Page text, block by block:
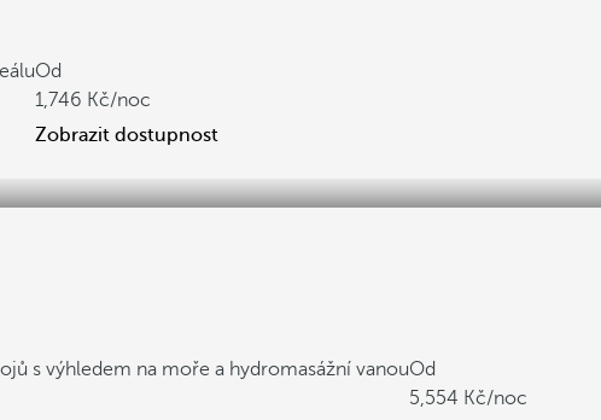
Od
1,746
/noc
Zobrazit dostupnost
s výhledem na moře a hydromasážní vanouOd
5,554
/noc